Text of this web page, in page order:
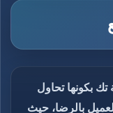
بكونها تحاول
بالرضا، حيث